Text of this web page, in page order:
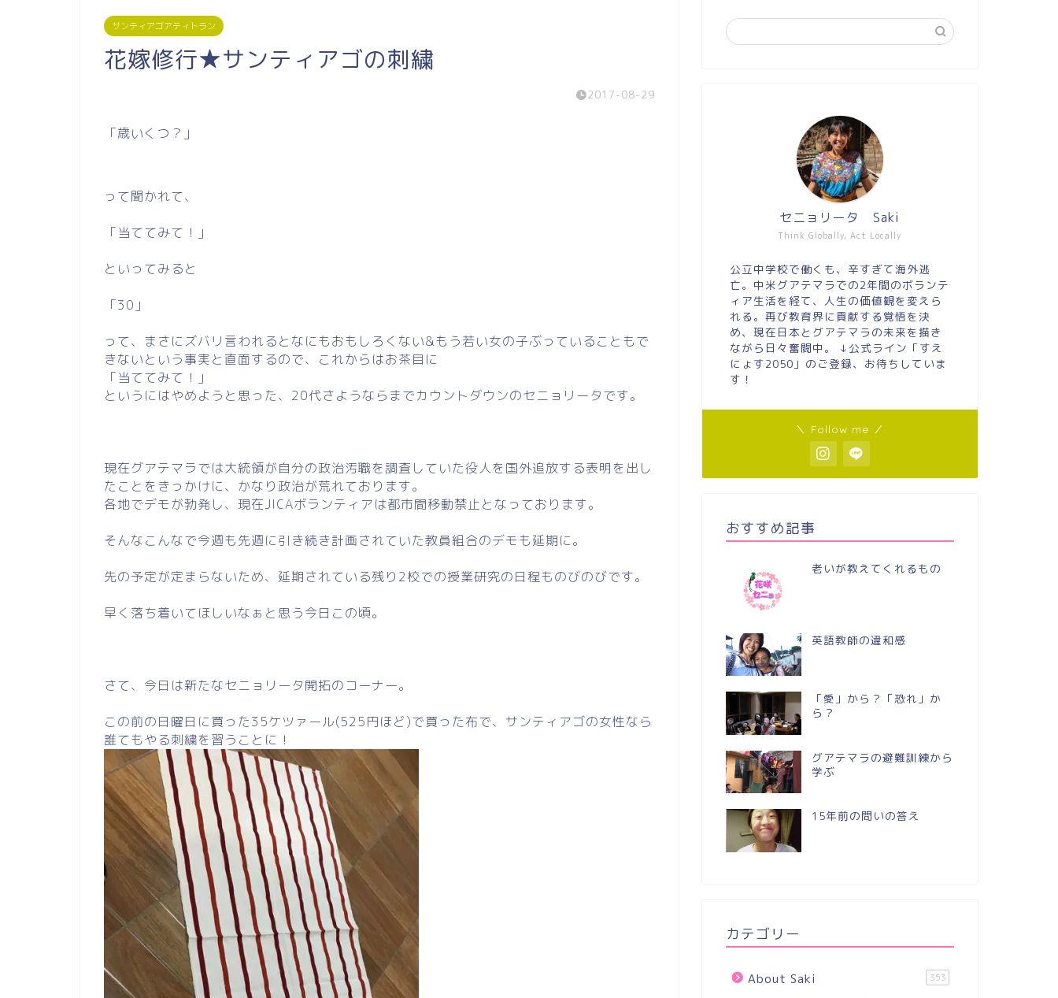
サンティアゴアティトラン
花嫁修行★サンティアゴの刺繍
2017-08-29
「歳いくつ？」
って聞かれて、
「当ててみて！」
といってみると
「30」
って、まさにズバリ言われるとなにもおもしろくない&もう若い女の子ぶっていることもで
きないという事実と直面するので、これからはお茶目に
「当ててみて！」
というにはやめようと思った、20代さようならまでカウントダウンのセニョリータです。
現在グアテマラでは大統領が自分の政治汚職を調査していた役人を国外追放する表明を出し
たことをきっかけに、かなり政治が荒れております。
各地でデモが勃発し、現在JICAボランティアは都市間移動禁止となっております。
そんなこんなで今週も先週に引き続き計画されていた教員組合のデモも延期に。
先の予定が定まらないため、延期されている残り2校での授業研究の日程ものびのびです。
早く落ち着いてほしいなぁと思う今日この頃。
さて、今日は新たなセニョリータ開拓のコーナー。
この前の日曜日に買った35ケツァール(525円ほど)で買った布で、サンティアゴの女性なら
誰てもやる刺繍を習うことに！
Think Globally, Act Locally
セニョリータ Saki
公立中学校で働くも、辛すぎて海外逃
亡。中米グアテマラでの2年間のボランテ
ィア生活を経て、人生の価値観を変えら
れる。再び教育界に貢献する覚悟を決
め、現在日本とグアテマラの未来を描き
ながら日々奮闘中。 ↓公式ライン「すえ
にょす2050」のご登録、お待ちしていま
す！
＼ Follow me ／
おすすめ記事
老いが教えてくれるもの
英語教師の違和感
「愛」から？「恐れ」か
ら？
グアテマラの避難訓練から
学ぶ
15年前の問いの答え
カテゴリー
About Saki 353